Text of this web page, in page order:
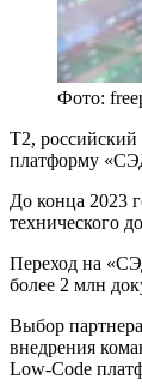
Фото:
Т2,
платформу
До конца 2023
технического
Переход на
более 2 млн
Выбор
внедрения
Low-Code